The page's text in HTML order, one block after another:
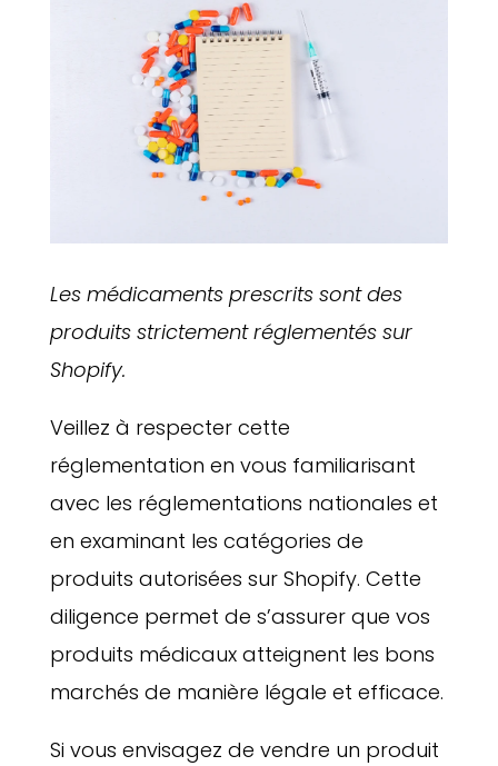
Les médicaments prescrits sont des
produits strictement réglementés sur
Shopify.
Veillez à respecter cette
réglementation en vous familiarisant
avec les réglementations nationales et
en examinant les catégories de
produits autorisées sur Shopify. Cette
diligence permet de s’assurer que vos
produits médicaux atteignent les bons
marchés de manière légale et efficace.
Si vous envisagez de vendre un produit